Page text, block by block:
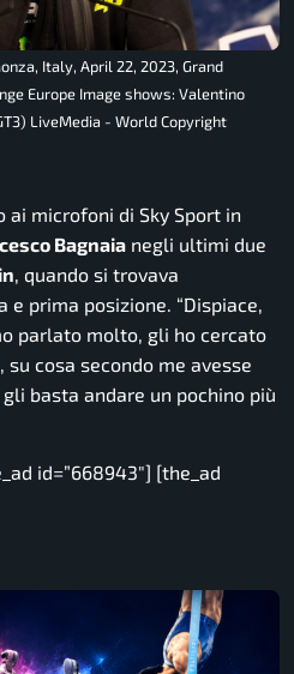
Italy, April 22, 2023, Grand
Europe Image shows: Valentino
LiveMedia - World Copyright
ai microfoni di Sky Sport in
Bagnaia negli ultimi due
, quando si trovava
e prima posizione. “Dispiace,
parlato molto, gli ho cercato
cosa secondo me avesse
basta andare un pochino più
id=”668943″] [the_ad